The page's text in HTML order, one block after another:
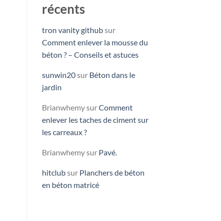
récents
tron vanity githubsur
Comment enlever la mousse du
béton ? – Conseils et astuces
sunwin20sur Béton dans le
jardin
BrianwhemysurComment
enlever les taches de ciment sur
les carreaux ?
Brianwhemysur Pavé.
hitclubsur Planchers de béton
en béton matricé